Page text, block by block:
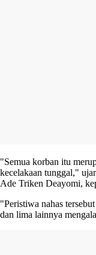
"Semua korban itu
kecelakaan tunggal,"
Ade Triken Deayomi,
"Peristiwa nahas
dan lima lainnya